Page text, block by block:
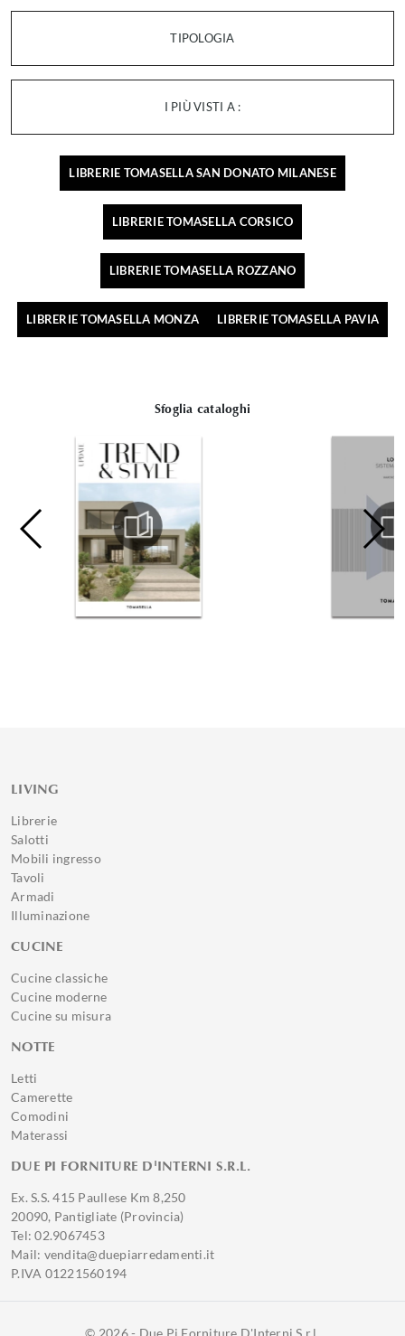
TIPOLOGIA
I PIÙ VISTI A :
LIBRERIE TOMASELLA SAN DONATO MILANESE
LIBRERIE TOMASELLA CORSICO
LIBRERIE TOMASELLA ROZZANO
LIBRERIE TOMASELLA MONZA LIBRERIE TOMASELLA PAVIA
Sfoglia cataloghi
LIVING
Librerie
Salotti
Mobili ingresso
Tavoli
Armadi
Illuminazione
CUCINE
Cucine classiche
Cucine moderne
Cucine su misura
NOTTE
Letti
Camerette
Comodini
Materassi
DUE PI FORNITURE D'INTERNI S.R.L.
Ex. S.S. 415 Paullese Km 8,250
20090, Pantigliate (Provincia)
Tel: 02.9067453
Mail: vendita@duepiarredamenti.it
P.IVA 01221560194